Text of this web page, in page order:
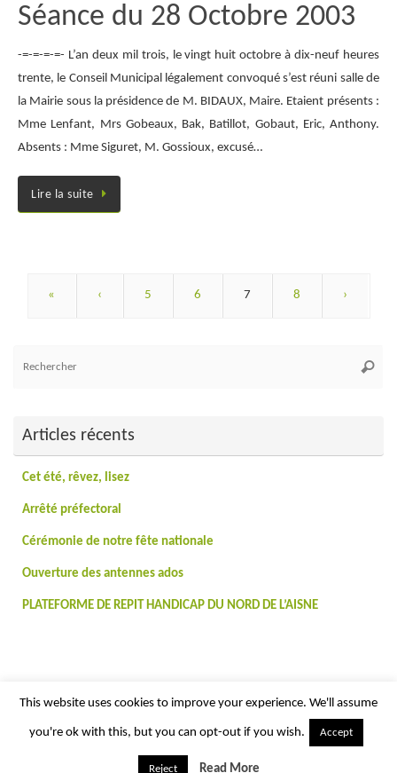
Séance du 28 Octobre 2003
-=-=-=-=- L’an deux mil trois, le vingt huit octobre à dix-neuf heures
trente, le Conseil Municipal légalement convoqué s’est réuni salle de
la Mairie sous la présidence de M. BIDAUX, Maire. Etaient présents :
Mme Lenfant, Mrs Gobeaux, Bak, Batillot, Gobaut, Eric, Anthony.
Absents : Mme Siguret, M. Gossioux, excusé…
Lire la suite
« ‹ 5 6 7 8 ›
Articles récents
Cet été, rêvez, lisez
Arrêté préfectoral
Cérémonie de notre fête nationale
Ouverture des antennes ados
PLATEFORME DE REPIT HANDICAP DU NORD DE L’AISNE
This website uses cookies to improve your experience. We'll assume
you're ok with this, but you can opt-out if you wish. Accept
Reject Read More